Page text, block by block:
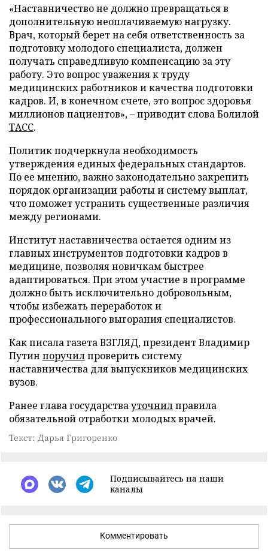
«Наставничество не должно превращаться в
дополнительную неоплачиваемую нагрузку.
Врач, который берет на себя ответственность за
подготовку молодого специалиста, должен
получать справедливую компенсацию за эту
работу. Это вопрос уважения к труду
медицинских работников и качества подготовки
кадров. И, в конечном счете, это вопрос здоровья
миллионов пациентов», – приводит слова Болилой
ТАСС.
Политик подчеркнула необходимость
утверждения единых федеральных стандартов.
По ее мнению, важно законодательно закрепить
порядок организации работы и систему выплат,
что поможет устранить существенные различия
между регионами.
Институт наставничества остается одним из
главных инструментов подготовки кадров в
медицине, позволяя новичкам быстрее
адаптироваться. При этом участие в программе
должно быть исключительно добровольным,
чтобы избежать переработок и
профессионального выгорания специалистов.
Как писала газета ВЗГЛЯД, президент Владимир
Путин поручилпроверить систему
наставничества для выпускников медицинских
вузов.
Ранее глава государствауточнилправила
обязательной отработки молодых врачей.
Текст: Дарья Григоренко
Подписывайтесь на наши
каналы
Комментировать